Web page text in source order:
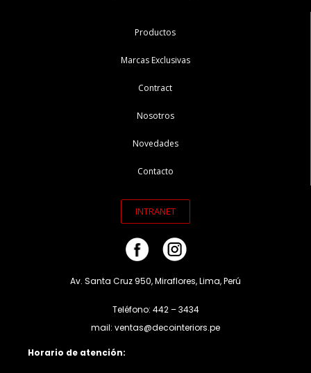
Productos
Marcas Exclusivas
Contract
Nosotros
Novedades
Contacto
INTRANET
Av. Santa Cruz 950, Miraflores, Lima, Perú
Teléfono: 442 – 3434
mail: ventas@decointeriors.pe
Horario de atención: